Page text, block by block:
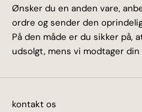
Ønsker du en anden vare,
ordre og sender den
På den måde er du sikker på,
udsolgt, mens vi modtager
kontakt os